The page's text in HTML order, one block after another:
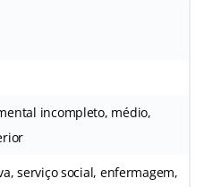
incompleto, médio,
serviço social, enfermagem,